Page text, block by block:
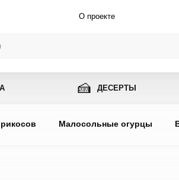
О проекте
🍰 ДЕСЕРТЫ
Малосольные огурцы